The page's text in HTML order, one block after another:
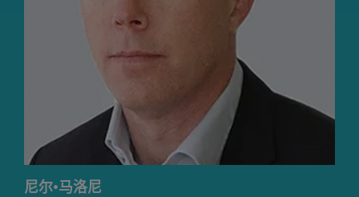
尼尔·马洛尼